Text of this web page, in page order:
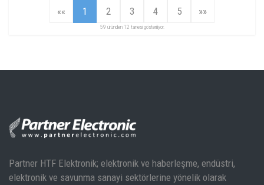
«« 1 2 3 4 5 »»
59 üründen 12 tanesi gösteriliyor.
Partner HTF Elektronik; elektronik ve haberleşme, endüstri,
elektronik ve savunma sanayi sektörlerine yönelik olarak